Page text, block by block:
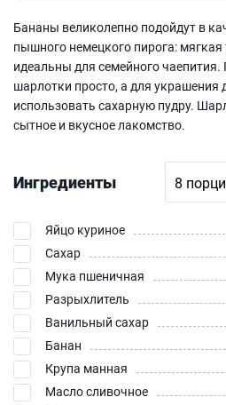
Бананы великолепно подойдут в
пышного немецкого пирога: мягкая
идеальны для семейного
шарлотки просто, а для украшения
использовать сахарную пудру.
сытное и вкусное лакомство.
Ингредиенты
Яйцо куриное
Сахар
Мука пшеничная
Разрыхлитель
Ванильный сахар
Банан
Крупа манная
Масло сливочное